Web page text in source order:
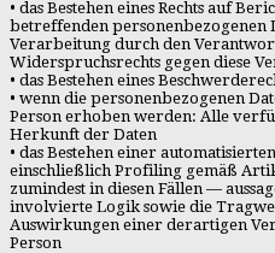
• das Bestehen eines Rechts auf
betreffenden personenbezogenen
Verarbeitung durch den
Widerspruchsrechts gegen diese
• das Bestehen eines
• wenn die personenbezogenen
Person erhoben werden: Alle
Herkunft der Daten
• das Bestehen einer
einschließlich Profiling gemäß
zumindest in diesen Fällen —
involvierte Logik sowie die
Auswirkungen einer derartigen
Person